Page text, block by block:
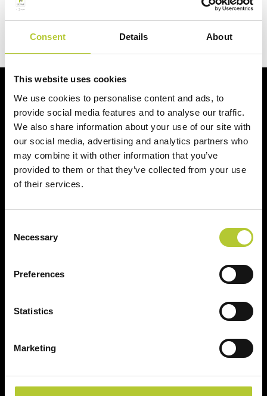
Consent Details About
This website uses cookies
We use cookies to personalise content and ads, to
provide social media features and to analyse our traffic.
We also share information about your use of our site with
our social media, advertising and analytics partners who
may combine it with other information that you’ve
provided to them or that they’ve collected from your use
of their services.
Selection
Necessary
Preferences
Statistics
Marketing
Richiedi un preventivo
Ci prendiamo cura dei nostri clienti
Un'esperienza